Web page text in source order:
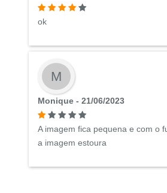
ok
M
Monique - 21/06/2023
A imagem fica pequena e com o
a imagem estoura